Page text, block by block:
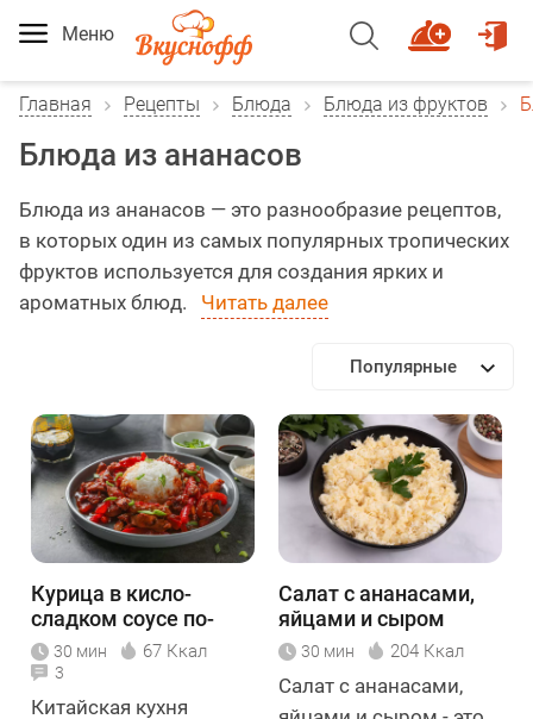
Меню
Главная Рецепты Блюда Блюда из фруктов
Блюда из ананасов
Блюда из ананасов — это разнообразие рецептов,
в которых один из самых популярных тропических
фруктов используется для создания ярких и
ароматных блюд.
Читать далее
Популярные
Курица в кисло-
сладком соусе по-
китайски
30 мин 67 Ккал
3
Китайская кухня
Салат с ананасами,
яйцами и сыром
30 мин 204 Ккал
Салат с ананасами,